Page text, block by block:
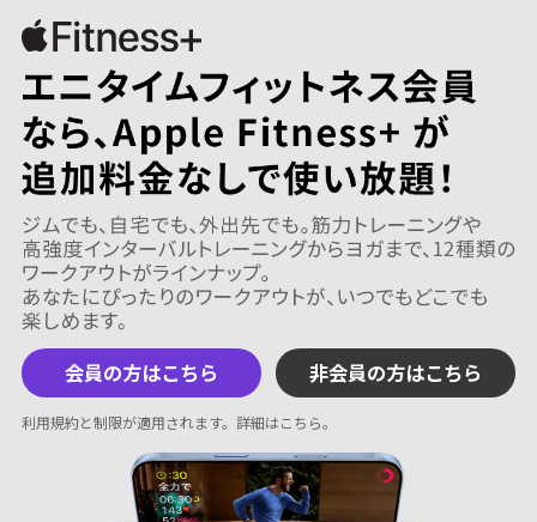
会員の方はこちら 非会員の方はこちら
利用規約と制限が適用されます。 詳細はこちら。